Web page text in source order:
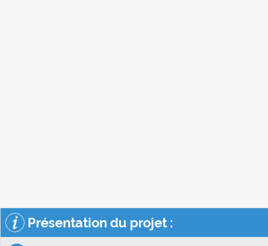
Présentation du projet :